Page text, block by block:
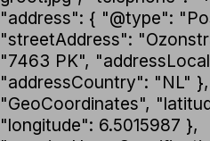
"address": { "@type":
"streetAddress":
"7463 PK",
"addressCountry": "NL"
"GeoCoordinates",
"longitude": 6.5015987 },